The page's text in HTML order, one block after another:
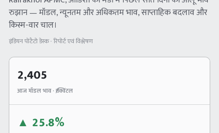
रुझान — मॉडल, न्यूनतम और अधिकतम भाव, साप्ताहिक बदलाव और
किस्म-वार चाल।
इंडियन पोटैटो डेस्क · रिपोर्ट एवं विश्लेषण
2,405
आज मॉडल भाव · ₹/क्विंटल
▲ 25.8%